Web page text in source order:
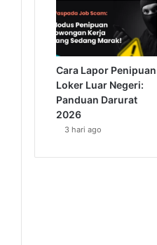
Cara Lapor Penipuan
Loker Luar Negeri:
Panduan Darurat
2026
3 hari ago